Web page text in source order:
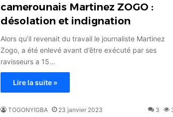
camerounais Martinez ZOGO :
désolation et indignation
Alors qu’il revenait du travail le journaliste Martinez
Zogo, a été enlevé avant d’être exécuté par ses
ravisseurs a 15…
Lire la suite »
TOGONYIGBA 23 janvier 2023 3